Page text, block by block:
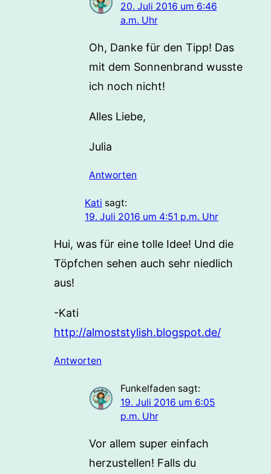
20. Juli 2016 um 6:46
a.m. Uhr
Oh, Danke für den Tipp! Das
mit dem Sonnenbrand wusste
ich noch nicht!
Alles Liebe,
Julia
Antworten
Kati sagt:
19. Juli 2016 um 4:51 p.m. Uhr
Hui, was für eine tolle Idee! Und die
Töpfchen sehen auch sehr niedlich
aus!
-Kati
http://almoststylish.blogspot.de/
Antworten
Funkelfaden sagt:
19. Juli 2016 um 6:05
p.m. Uhr
Vor allem super einfach
herzustellen! Falls du